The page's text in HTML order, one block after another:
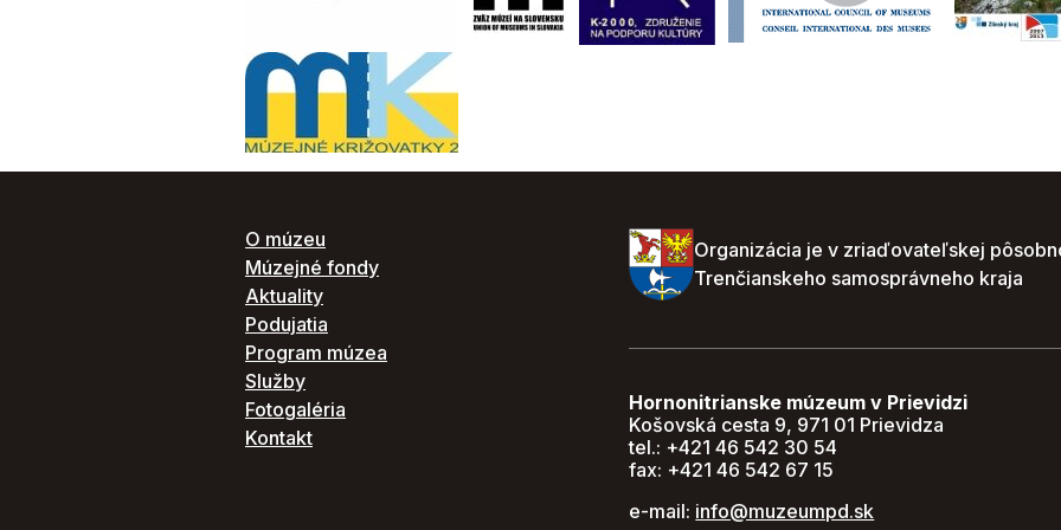
O múzeu
Múzejné fondy
Aktuality
Podujatia
Program múzea
Služby
Fotogaléria
Kontakt
Organizácia je v zriaďovateľskej
Trenčianskeho samosprávneho kraja
Hornonitrianske múzeum v Prievidzi
Košovská cesta 9, 971 01 Prievidza
tel.: +421 46 542 30 54
fax: +421 46 542 67 15
e-mail: info@muzeumpd.sk